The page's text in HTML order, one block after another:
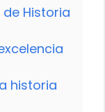
de Historia
historia